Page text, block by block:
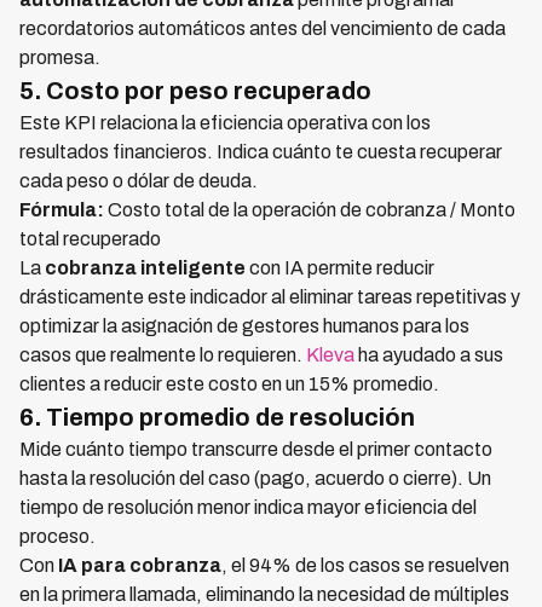
recordatorios automáticos antes del vencimiento de cada
promesa.
5. Costo por peso recuperado
Este KPI relaciona la eficiencia operativa con los
resultados financieros. Indica cuánto te cuesta recuperar
cada peso o dólar de deuda.
Fórmula: Costo total de la operación de cobranza / Monto
total recuperado
La cobranza inteligente con IA permite reducir
drásticamente este indicador al eliminar tareas repetitivas y
optimizar la asignación de gestores humanos para los
casos que realmente lo requieren. Kleva ha ayudado a sus
clientes a reducir este costo en un 15% promedio.
6. Tiempo promedio de resolución
Mide cuánto tiempo transcurre desde el primer contacto
hasta la resolución del caso (pago, acuerdo o cierre). Un
tiempo de resolución menor indica mayor eficiencia del
proceso.
Con IA para cobranza, el 94% de los casos se resuelven
en la primera llamada, eliminando la necesidad de múltiples